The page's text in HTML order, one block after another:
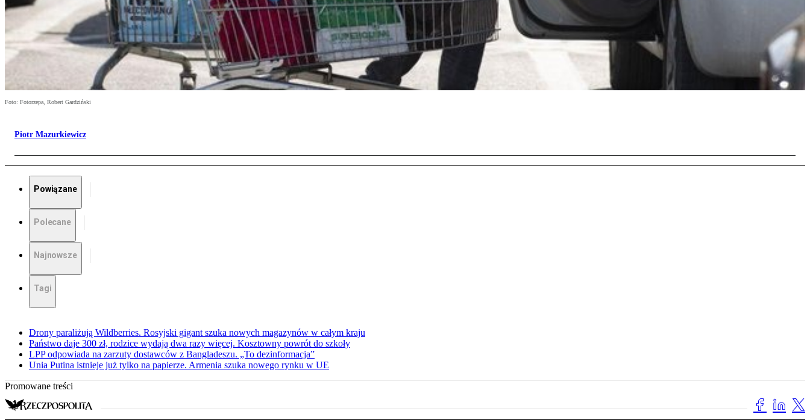
Foto: Fotorzepa, Robert Gardziński
Piotr Mazurkiewicz
Powiązane
Polecane
Najnowsze
Tagi
Drony paraliżują Wildberries. Rosyjski gigant szuka nowych magazynów w całym kraju
Państwo daje 300 zł, rodzice wydają dwa razy więcej. Kosztowny powrót do szkoły
LPP odpowiada na zarzuty dostawców z Bangladeszu. „To dezinformacja”
Unia Putina istnieje już tylko na papierze. Armenia szuka nowego rynku w UE
Promowane treści